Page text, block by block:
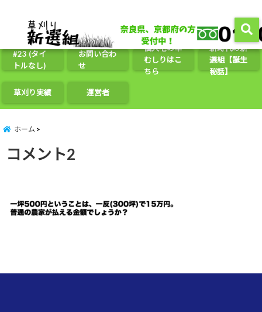
#23 (タイ
トルなし)
お問い合わ
せ
個人宅の草
むしりはこ
ちら
新時代の新
選組【誕生
秘話】
草刈り実績 運営者
ホーム
コメント2